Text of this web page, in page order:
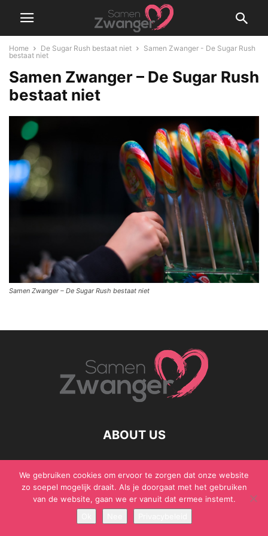
Home De Sugar Rush bestaat niet
Samen Zwanger - De Sugar Rush
bestaat niet
Samen Zwanger – De Sugar Rush
bestaat niet
Samen Zwanger – De Sugar Rush bestaat niet
ABOUT US
© Samen Zwanger - Copyright - Gericht Media 2017 - 2021
We gebruiken cookies om ervoor te zorgen dat onze website
zo soepel mogelijk draait. Als je doorgaat met het gebruiken
van de website, gaan we er vanuit dat ermee instemt.